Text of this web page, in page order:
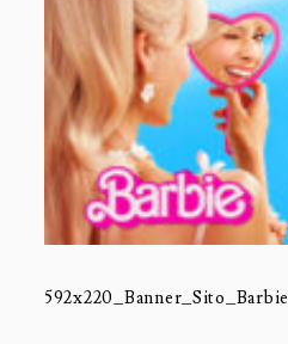
592x220_Banner_Sito_Barbie